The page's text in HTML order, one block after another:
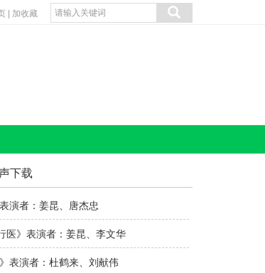
加收藏
下载
演者：姜昆、唐杰忠
医》表演者：姜昆、李文华
表演者：杜鹤来、刘献伟